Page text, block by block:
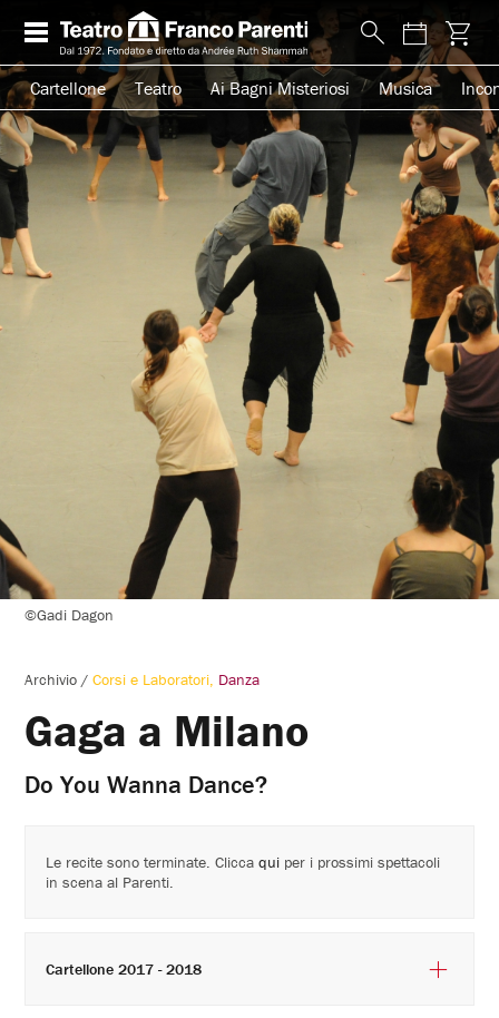
Cartellone Teatro Ai Bagni Misteriosi Musica
©Gadi Dagon
Archivio /Corsi e Laboratori Danza
Gaga a Milano
Do You Wanna Dance?
Le recite sono terminate. Cliccaqui per i prossimi spettacoli
in scena al Parenti.
Cartellone 2017 - 2018